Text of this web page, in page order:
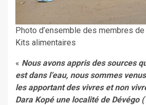
Photo d’ensemble des membres
Kits alimentaires
« Nous avons appris des sources
est dans l’eau, nous sommes
les apportant des vivres et non
Dara Kopé une localité de Dévégo